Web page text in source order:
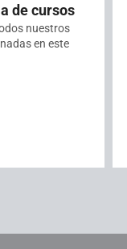
de cursos
nuestros
en este